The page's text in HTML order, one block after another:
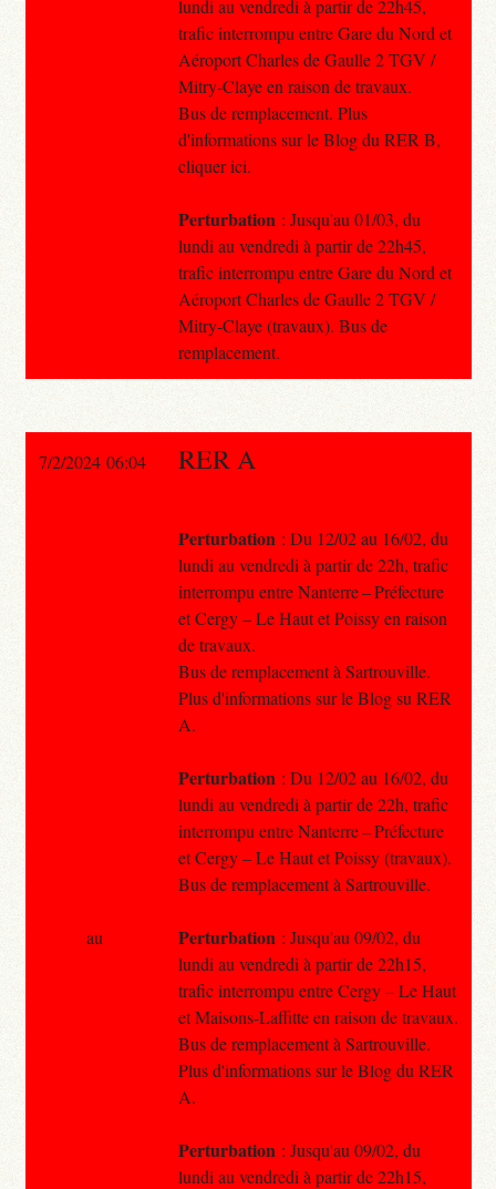
lundi au vendredi à partir de 22h45,
trafic interrompu entre Gare du Nord et
Aéroport Charles de Gaulle 2 TGV /
Mitry-Claye en raison de travaux.
Bus de remplacement. Plus
d'informations sur le Blog du RER B,
cliquer ici.
Perturbation : Jusqu'au 01/03, du
lundi au vendredi à partir de 22h45,
trafic interrompu entre Gare du Nord et
Aéroport Charles de Gaulle 2 TGV /
Mitry-Claye (travaux). Bus de
remplacement.
7/2/2024 06:04 RER A
Perturbation : Du 12/02 au 16/02, du
lundi au vendredi à partir de 22h, trafic
interrompu entre Nanterre – Préfecture
et Cergy – Le Haut et Poissy en raison
de travaux.
Bus de remplacement à Sartrouville.
Plus d'informations sur le Blog su RER
A.
Perturbation : Du 12/02 au 16/02, du
lundi au vendredi à partir de 22h, trafic
interrompu entre Nanterre – Préfecture
et Cergy – Le Haut et Poissy (travaux).
Bus de remplacement à Sartrouville.
Perturbation : Jusqu'au 09/02, du
lundi au vendredi à partir de 22h15,
trafic interrompu entre Cergy – Le Haut
et Maisons-Laffitte en raison de travaux.
Bus de remplacement à Sartrouville.
Plus d'informations sur le Blog du RER
A.
Perturbation : Jusqu'au 09/02, du
lundi au vendredi à partir de 22h15,
au